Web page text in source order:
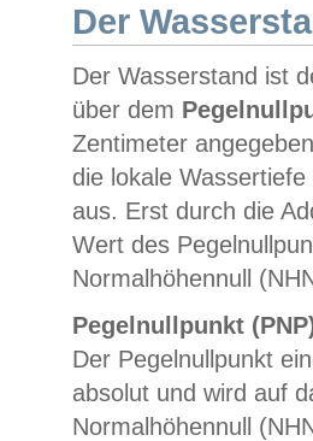
Der
Der Wasserstand ist
über dem
Zentimeter
die lokale
aus. Erst durch die
Wert des
Normalhöhennull
Pegelnullpunkt
Der Pegelnullpunkt
absolut und wird auf
Normalhöhennull